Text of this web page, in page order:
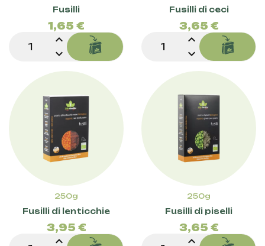
Fusilli
Prezzo
1,65 €
expand_less
expand_more
Fusilli di ceci
3,65 €
expand_less
expand_more
250g
Fusilli di lenticchie
Prezzo
3,95 €
expand_less
250g
Fusilli di piselli
3,65 €
expand_less